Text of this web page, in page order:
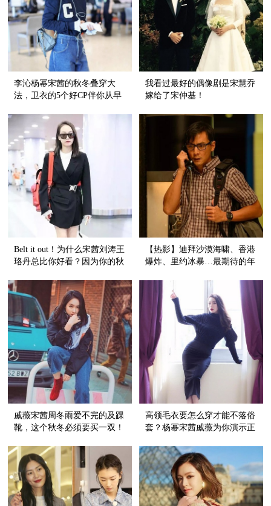
李沁杨幂宋茜的秋冬叠穿大
法，卫衣的5个好CP伴你从早
我看过最好的偶像剧是宋慧乔
嫁给了宋仲基！
Belt it out！为什么宋茜刘涛王
珞丹总比你好看？因为你的秋
【热影】迪拜沙漠海啸、香港
爆炸、里约冰暴…最期待的年
戚薇宋茜周冬雨爱不完的及踝
靴，这个秋冬必须要买一双！
高领毛衣要怎么穿才能不落俗
套？杨幂宋茜戚薇为你演示正